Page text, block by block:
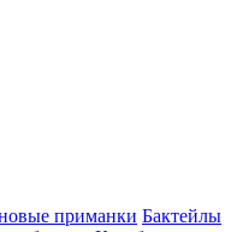
приманки Бактейлы